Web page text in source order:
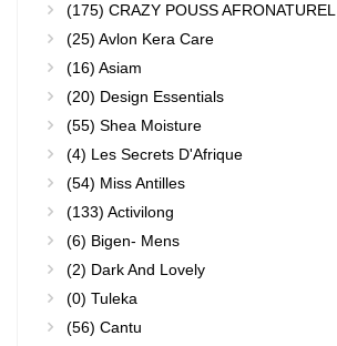
(175) CRAZY POUSS AFRONATUREL
(25) Avlon Kera Care
(16) Asiam
(20) Design Essentials
(55) Shea Moisture
(4) Les Secrets D'Afrique
(54) Miss Antilles
(133) Activilong
(6) Bigen- Mens
(2) Dark And Lovely
(0) Tuleka
(56) Cantu